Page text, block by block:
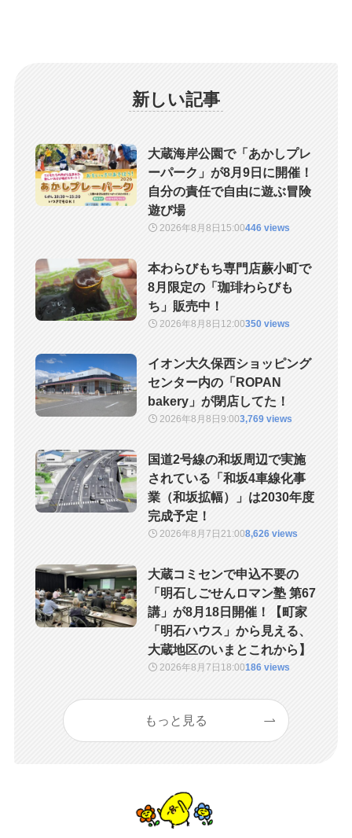
新しい記事
大蔵海岸公園で「あかしプレ
ーパーク」が8月9日に開催！
自分の責任で自由に遊ぶ冒険
遊び場
2026年8月8日 15:00446 views
本わらびもち専門店蕨小町で
8月限定の「珈琲わらびも
ち」販売中！
2026年8月8日 12:00350 views
イオン大久保西ショッピング
センター内の「ROPAN
bakery」が閉店してた！
2026年8月8日9:003,769 views
国道2号線の和坂周辺で実施
されている「和坂4車線化事
業（和坂拡幅）」は2030年度
完成予定！
2026年8月7日21:008,626 views
大蔵コミセンで申込不要の
「明石しごせんロマン塾 第67
講」が8月18日開催！【町家
「明石ハウス」から見える、
大蔵地区のいまとこれから】
2026年8月7日 18:00186 views
もっと見る